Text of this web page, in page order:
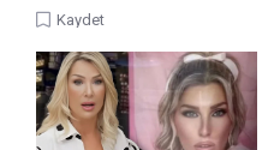
Kaydet